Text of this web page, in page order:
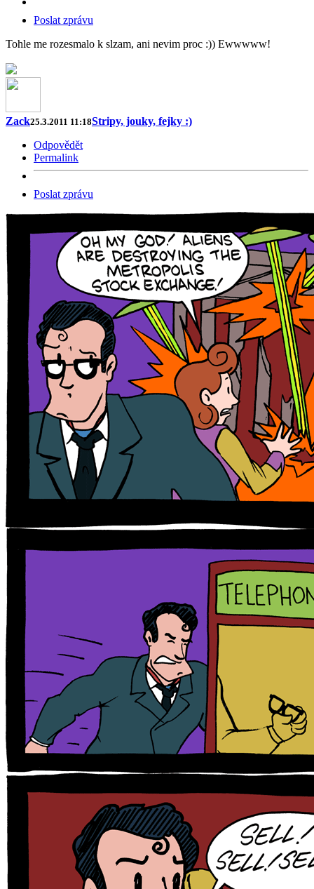
Poslat zprávu
Tohle me rozesmalo k slzam, ani nevim proc :)) Ewwwww!
Zack25.3.2011 11:18Stripy, jouky, fejky :)
Odpovědět
Permalink
Poslat zprávu